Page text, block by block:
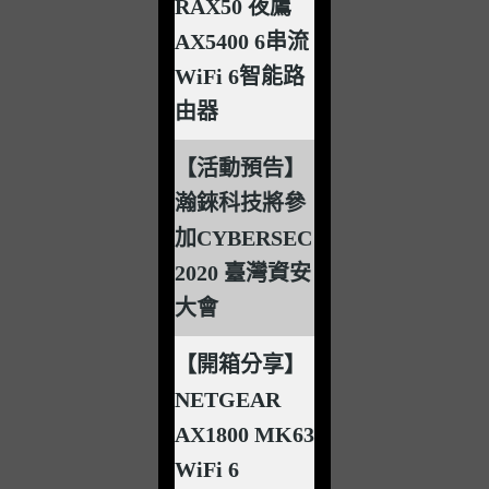
RAX50 夜鷹
AX5400 6串流
WiFi 6智能路
由器
【活動預告】
瀚錸科技將參
加CYBERSEC
2020 臺灣資安
大會
【開箱分享】
NETGEAR
AX1800 MK63
WiFi 6